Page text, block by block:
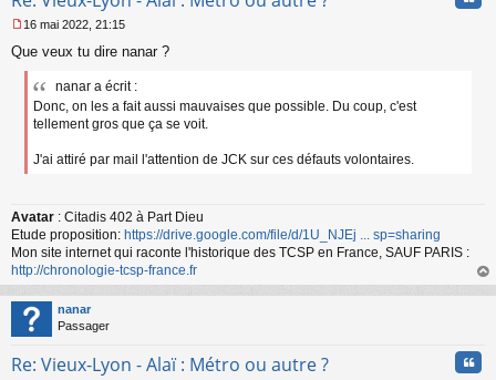
e
s
u
16 mai 2022, 21:15
Que veux tu dire nanar ?
nanar a écrit :
Donc, on les a fait aussi mauvaises que possible. Du coup, c'est
tellement gros que ça se voit.
J'ai attiré par mail l'attention de JCK sur ces défauts volontaires.
Avatar : Citadis 402 à Part Dieu
Etude proposition: https://drive.google.com/file/d/1U_NJEj ... sp=sharing
Mon site internet qui raconte l'historique des TCSP en France, SAUF PARIS :
http://chronologie-tcsp-france.fr
au
nanar
Passager
Re: Vieux-Lyon - Alaï : Métro ou autre ?